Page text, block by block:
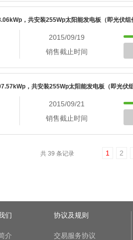
，共安装255Wp太阳能发电板（即光伏
2015/09/19
销售截止时间
，共安装255Wp太阳能发电板（即光
2015/09/21
销售截止时间
共 39 条记录 1 2
们
介
协议及规则
交易服务协议